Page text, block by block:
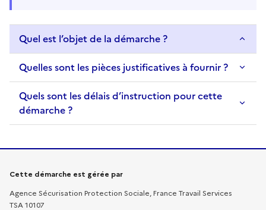
Quel est l’objet de la démarche ?
Quelles sont les pièces justificatives à fournir ?
Quels sont les délais d’instruction pour cette
démarche ?
Informations sur la démarche
Cette démarche est gérée par
Agence Sécurisation Protection Sociale, France Travail Services
TSA 10107